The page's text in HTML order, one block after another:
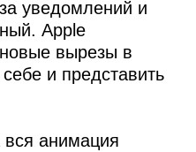
уведомлений и
Apple
вырезы в
и представить
анимация